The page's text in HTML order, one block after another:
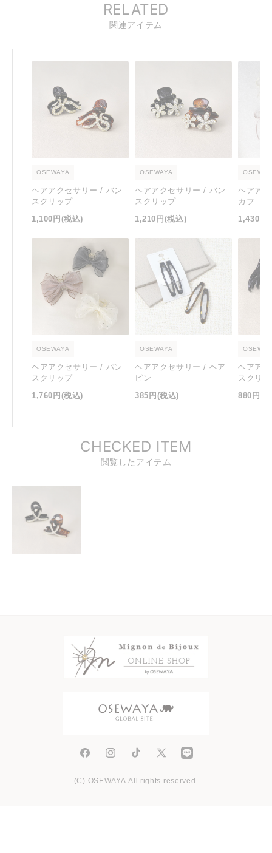
RELATED
関連アイテム
OSEWAYA
ヘアアクセサリー / バン
スクリップ
1,100円 (税込)
OSEWAYA
ヘアアクセサリー / バン
スクリップ
1,210円 (税込)
ヘアア
カフ
1,430円
OSEWAYA
ヘアアクセサリー / バン
スクリップ
1,760円 (税込)
OSEWAYA
ヘアアクセサリー / ヘア
ピン
385円 (税込)
ヘアア
スクリ
880円
CHECKED ITEM
閲覧したアイテム
FacebookInstagramTikTok
X
(C) OSEWAYA.All rights reserved.